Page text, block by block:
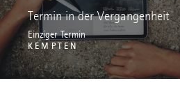
Termin in der Vergangenheit
Einziger Termin
KEMPTEN